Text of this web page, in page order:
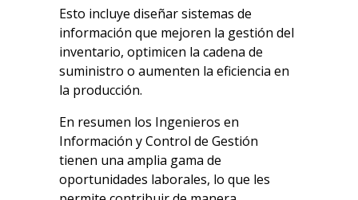
Esto incluye diseñar sistemas de
información que mejoren la gestión del
inventario, optimicen la cadena de
suministro o aumenten la eficiencia en
la producción.
En resumen los Ingenieros en
Información y Control de Gestión
tienen una amplia gama de
oportunidades laborales, lo que les